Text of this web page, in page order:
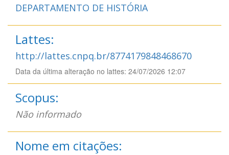
DEPARTAMENTO DE HISTÓRIA
Lattes:
http://lattes.cnpq.br/8774179848468670
Data da última alteração no lattes: 24/07/2026 12:07
Scopus:
Não informado
Nome em citações: